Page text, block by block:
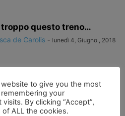
questo treno…
de Carolis - lunedì 4, Giugno , 2018
de Carolis -
21, Marzo , 2018
to give you the most
your
By clicking “Accept”,
ALL the cookies.